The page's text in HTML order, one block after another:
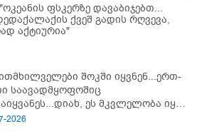
ფსკერზე დავაბიჯებთ...
ქვეშ გადის რღვევა,
აქტიურია"
შოკში იყვნენ...ერთ-
საავადმყოფოშიც
ეს მკვლელობა იყო"
დატრიალებული ტრაგედიის
2026